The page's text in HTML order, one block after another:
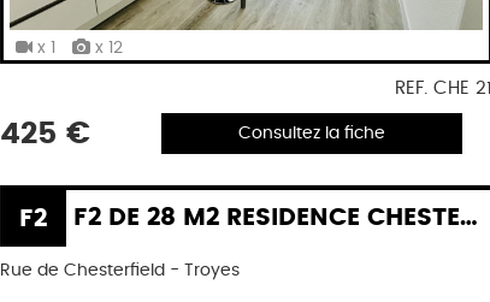
x 1 x 12
REF. CHE 21
425 € Consultez la fiche
F2 F2 DE 28 M2 RESIDENCE CHESTERFIELD
Rue de Chesterfield - Troyes